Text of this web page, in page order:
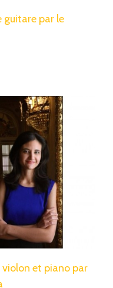
guitare par le
violon et piano par